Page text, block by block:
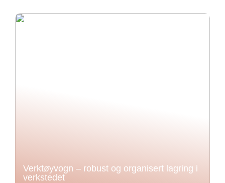
Verktøyvogn – robust og organisert lagring i
verkstedet